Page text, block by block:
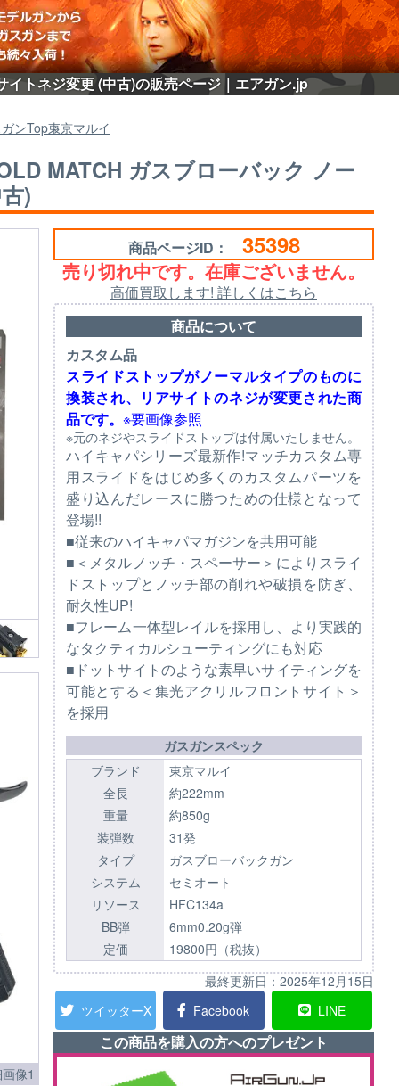
トネジ変更 (中古)の販売ページ｜エアガン.jp
ンTop東京マルイ
MATCH ガスブローバック ノー
)
商品ページID： 35398
売り切れ中です。在庫ございません。
高価買取します! 詳しくはこちら
商品について
カスタム品
スライドストップがノーマルタイプのものに
換装され、リアサイトのネジが変更された商
品です。 ※要画像参照
※元のネジやスライドストップは付属いたしません。
ハイキャパシリーズ最新作!マッチカスタム専
用スライドをはじめ多くのカスタムパーツを
盛り込んだレースに勝つための仕様となって
登場!!
■従来のハイキャパマガジンを共用可能
■＜メタルノッチ・スペーサー＞によりスライ
ドストップとノッチ部の削れや破損を防ぎ、
耐久性UP!
■フレーム一体型レイルを採用し、より実践的
なタクティカルシューティングにも対応
■ドットサイトのような素早いサイティングを
可能とする＜集光アクリルフロントサイト＞
を採用
ガスガンスペック
ブランド
東京マルイ
全長
約222mm
重量
約850g
装弾数
31発
タイプ
ガスブローバックガン
システム
セミオート
リソース
HFC134a
BB弾
6mm0.20g弾
定価
19800円（税抜）
最終更新日： 2025年12月15日
ツイッターX
Facebook LINE
この商品を購入の方へのプレゼント
像1